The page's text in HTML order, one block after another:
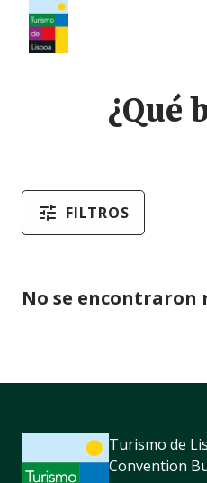
¿Qué
FILTROS
No se encontraron
Turismo de
Convention